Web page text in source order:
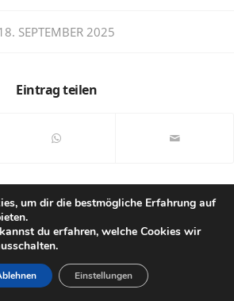
SEPTEMBER 2025
Eintrag teilen
Allgemeine Auftragsbedingungen
um dir die bestmögliche Erfahrung auf
kannst du erfahren, welche Cookies wir
Einstellungen